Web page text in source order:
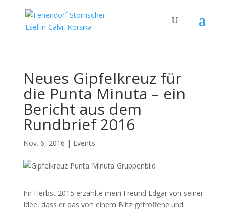
Neues Gipfelkreuz für
die Punta Minuta – ein
Bericht aus dem
Rundbrief 2016
Nov. 6, 2016 | Events
Im Herbst 2015 erzählte mein Freund Edgar von seiner
Idee, dass er das von einem Blitz getroffene und